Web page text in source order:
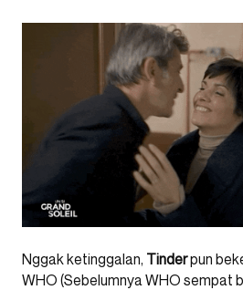
Nggak ketinggalan, Tinderpun
WHO (Sebelumnya WHO sempat